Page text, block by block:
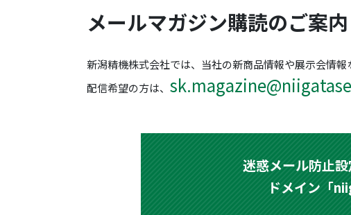
メールマガジン購読のご案内
新潟精機株式会社では、当社の新商品情報や展示会情報
配信希望の方は、
迷惑メール防止
ドメイン「